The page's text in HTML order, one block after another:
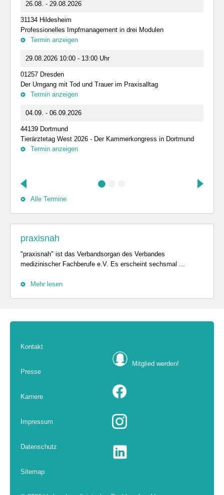
26.08. - 29.08.2026
31134 Hildesheim
Professionelles Impfmanagement in drei Modulen
Termin anzeigen
29.08.2026 10:00 - 13:00 Uhr
01257 Dresden
Der Umgang mit Tod und Trauer im Praxisalltag
Termin anzeigen
04.09. - 06.09.2026
44139 Dortmund
Tierärztetag West 2026 - Der Kammerkongress in Dortmund
Termin anzeigen
Alle Termine
praxisnah
"praxisnah" ist das Verbandsorgan des Verbandes
medizinischer Fachberufe e.V. Es erscheint sechsmal ...
Mehr lesen
Kontakt
Presse
Karriere
Impressum
Datenschutz
Sitemap
Mitglied werden!